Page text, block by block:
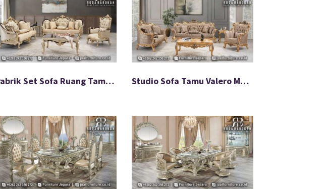
Pabrik Set Sofa Ruang Tamu Warna Netral FS-922 Studio Sofa Tamu Valero Mewah Desain Keren FS-921